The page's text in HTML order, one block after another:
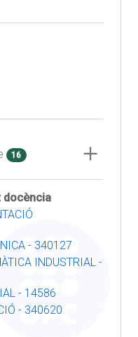
16
docència
- 340127
INDUSTRIAL -
- 14586
- 340620